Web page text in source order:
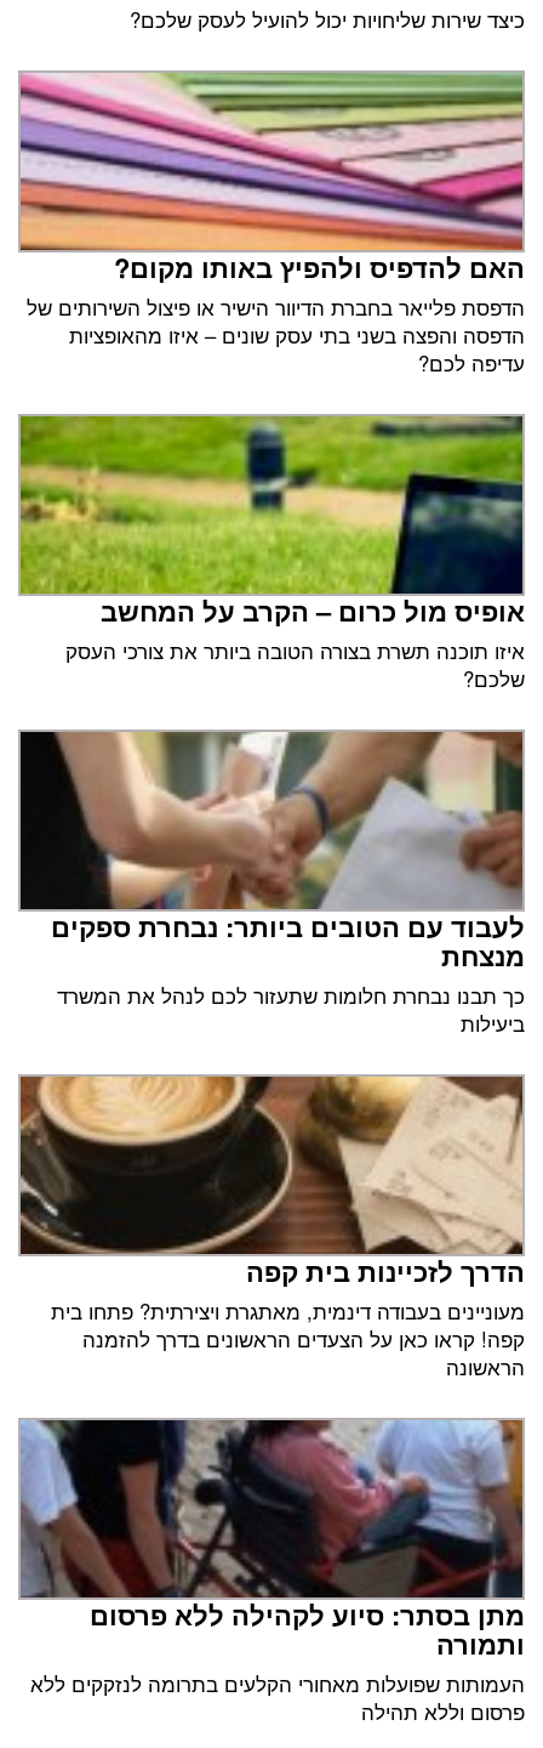
כיצד שירות שליחויות יכול להועיל לעסק שלכם?
האם להדפיס ולהפיץ באותו מקום?
הדפסת פלייאר בחברת הדיוור הישיר או פיצול השירותים של
הדפסה והפצה בשני בתי עסק שונים – איזו מהאופציות
עדיפה לכם?
אופיס מול כרום – הקרב על המחשב
איזו תוכנה תשרת בצורה הטובה ביותר את צורכי העסק
שלכם?
לעבוד עם הטובים ביותר: נבחרת ספקים
מנצחת
כך תבנו נבחרת חלומות שתעזור לכם לנהל את המשרד
ביעילות
הדרך לזכיינות בית קפה
מעוניינים בעבודה דינמית, מאתגרת ויצירתית? פתחו בית
קפה! קראו כאן על הצעדים הראשונים בדרך להזמנה
הראשונה
מתן בסתר: סיוע לקהילה ללא פרסום
ותמורה
העמותות שפועלות מאחורי הקלעים בתרומה לנזקקים ללא
פרסום וללא תהילה